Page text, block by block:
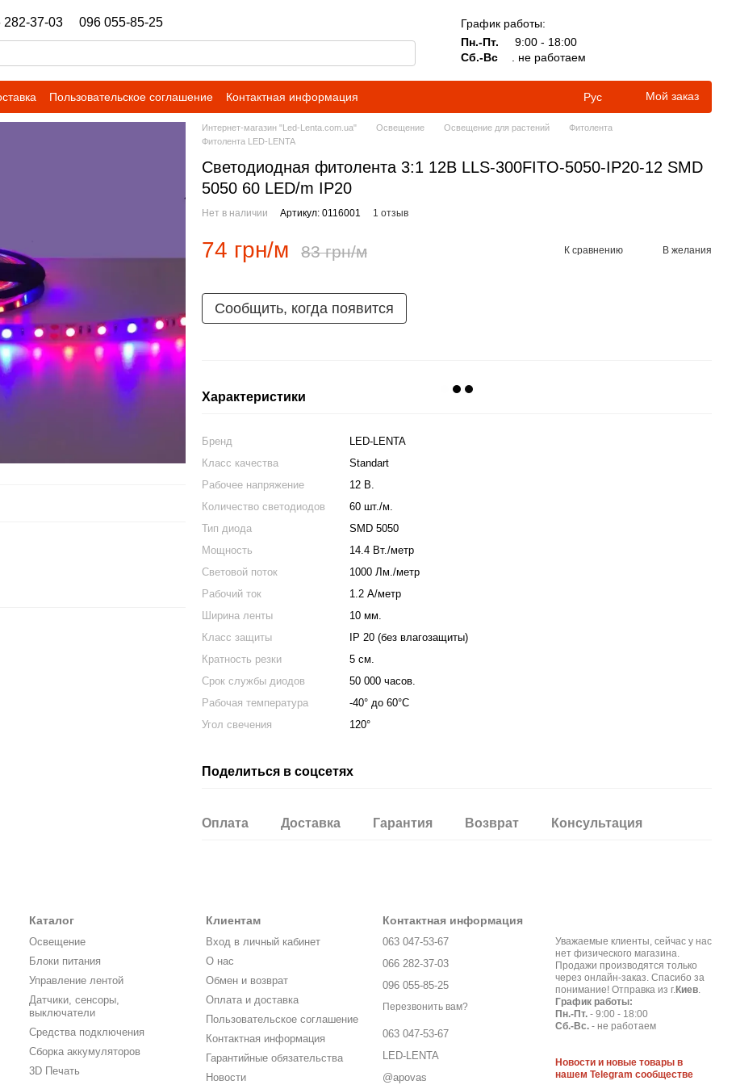
282-37-03 096 055-85-25
График работы:
Пн.-Пт.
9:00 - 18:00
Сб.-Вс
. не работаем
Пользовательское соглашение
Контактная информация
Рус Мой заказ
Интернет-магазин "Led-Lenta.com.ua" Освещение Освещение для растений
Фитолента
Фитолента LED-LENTA
Светодиодная фитолента 3:1 12В LLS-300FITO-5050-IP20-12 SMD
5050 60 LED/m IP20
Нет в наличии Артикул: 0116001 1 отзыв
74 грн/м 83 грн/м К сравнению В желания
Сообщить, когда появится
Характеристики
Бренд
LED-LENTA
Класс качества
Standart
Рабочее напряжение
12 В.
Количество светодиодов
60 шт./м.
Тип диода
SMD 5050
Мощность
14.4 Вт./метр
Световой поток
1000 Лм./метр
Рабочий ток
1.2 А/метр
Ширина ленты
10 мм.
Класс защиты
IP 20 (без влагозащиты)
Кратность резки
5 см.
Срок службы диодов
50 000 часов.
Рабочая температура
-40° до 60°C
Угол свечения
120°
Поделиться в соцсетях
Оплата Доставка Гарантия Возврат Консультация
Каталог
Освещение
Блоки питания
Управление лентой
Датчики, сенсоры,
выключатели
Средства подключения
Сборка аккумуляторов
3D Печать
Клиентам
Вход в личный кабинет
О нас
Обмен и возврат
Оплата и доставка
Пользовательское соглашение
Контактная информация
Гарантийные обязательства
Новости
Контактная информация
063 047-53-67
066 282-37-03
096 055-85-25
Перезвонить вам?
063 047-53-67
LED-LENTA
@apovas
Уважаемые клиенты, сейчас у нас
нет физического магазина.
Продажи производятся только
через онлайн-заказ. Спасибо за
понимание! Отправка из г.Киев.
График работы:
Пн.-Пт. - 9:00 - 18:00
Сб.-Вс. - не работаем
Новости и новые товары в
нашем Telegram сообществе